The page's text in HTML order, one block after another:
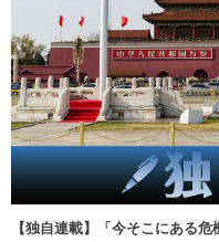
【独自連載】「今そこにある